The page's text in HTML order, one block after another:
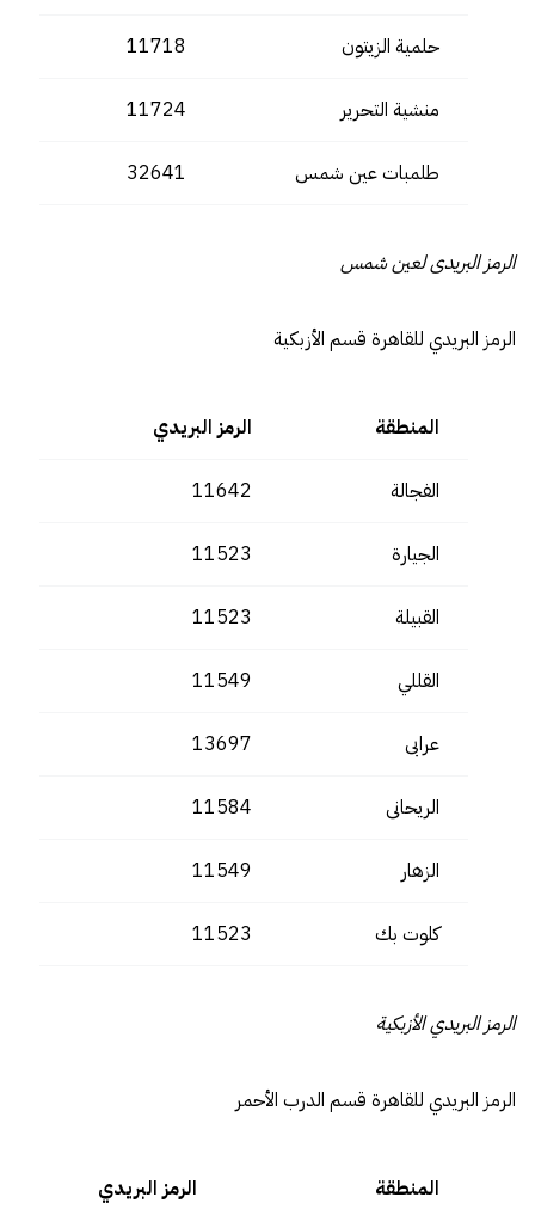
حلمية الزيتون 11718
منشية التحرير 11724
طلمبات عين شمس 32641
الرمز البريدى لعين شمس
الرمز البريدي للقاهرة قسم الأزبكية
المنطقة الرمز البريدي
الفجالة 11642
الجيارة 11523
القبيلة 11523
القللي 11549
عرابى 13697
الريحانى 11584
الزهار 11549
كلوت بك 11523
الرمز البريدي الأزبكية
الرمز البريدي للقاهرة قسم الدرب الأحمر
المنطقة الرمز البريدي